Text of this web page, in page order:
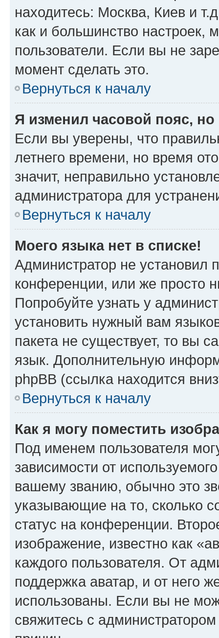
находитесь: Москва, Киев и
как и большинство настроек,
пользователи. Если вы не
момент сделать это.
Вернуться к началу
Я изменил часовой пояс,
Если вы уверены, что
летнего времени, но время
значит, неправильно
администратора для
Вернуться к началу
Моего языка нет в списке!
Администратор не установил
конференции, или же просто
Попробуйте узнать у
установить нужный вам
пакета не существует, то вы
язык. Дополнительную
phpBB (ссылка находится
Вернуться к началу
Как я могу поместить
Под именем пользователя
зависимости от
вашему званию, обычно это
указывающие на то, сколько
статус на конференции.
изображение, известно как
каждого пользователя. От
поддержка аватар, и от него
использованы. Если вы не
свяжитесь с